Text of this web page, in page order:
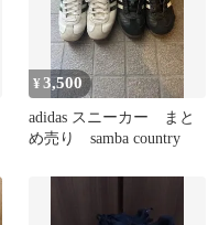
¥3,500
adidas スニーカー まと
め売り samba country